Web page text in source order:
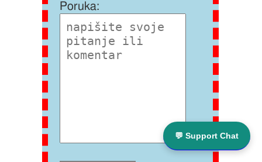
Poruka:
💬 Support Chat